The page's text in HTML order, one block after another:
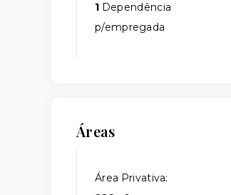
1 Dependência
p/empregada
Áreas
Área Privativa: